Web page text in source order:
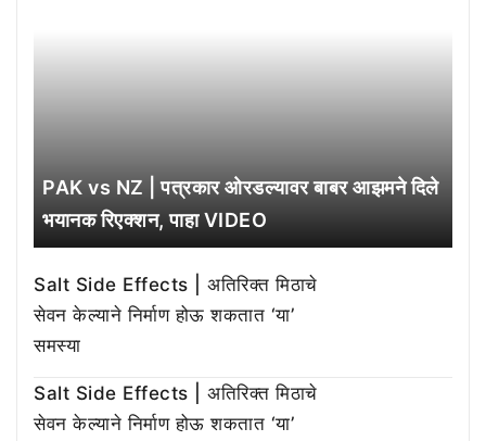
PAK vs NZ | पत्रकार ओरडल्यावर बाबर आझमने दिले
भयानक रिएक्शन, पाहा VIDEO
Salt Side Effects | अतिरिक्त मिठाचे
सेवन केल्याने निर्माण होऊ शकतात ‘या’
समस्या
Salt Side Effects | अतिरिक्त मिठाचे
सेवन केल्याने निर्माण होऊ शकतात ‘या’